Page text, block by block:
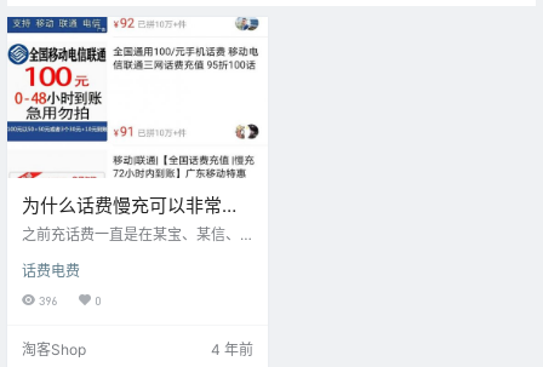
为什么话费慢充可以非常便
宜？
之前充话费一直是在某宝、某信、
本优惠很少，充100也是优惠个几毛
钱，有时候一分钱也不优惠！！ 偶
为是微商偶尔领到的优惠券，所以
话费电费
396 0
淘客Shop 4 年前